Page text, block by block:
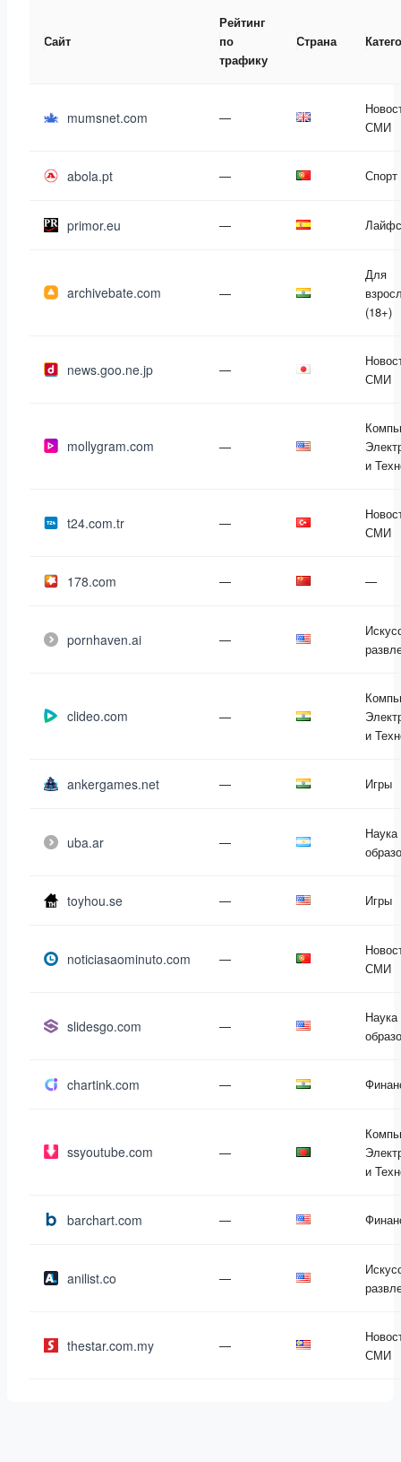
Сайт
Рейтинг
по
трафику
Страна
mumsnet.com —
СМИ
abola.pt — Спорт
primor.eu —
archivebate.com —
Для
(18+)
news.goo.ne.jp —
СМИ
mollygram.com —
и
t24.com.tr —
СМИ
178.com — —
pornhaven.ai —
clideo.com —
и
ankergames.net — Игры
uba.ar —
Наука
toyhou.se — Игры
noticiasaominuto.com —
СМИ
slidesgo.com —
Наука
chartink.com —
ssyoutube.com —
и
barchart.com —
anilist.co —
thestar.com.my —
СМИ